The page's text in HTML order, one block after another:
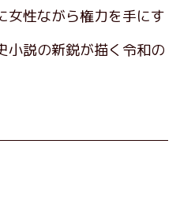
女性ながら権力を手にす
説の新鋭が描く令和の